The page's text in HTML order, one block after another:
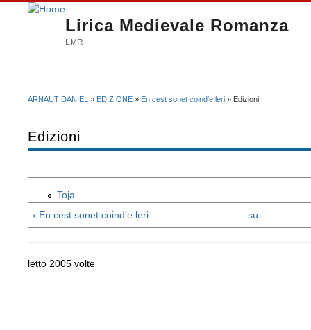
Lirica Medievale Romanza
LMR
ARNAUT DANIEL » EDIZIONE » En cest sonet coind'e leri » Edizioni
Edizioni
Toja
‹ En cest sonet coind'e leri
su
letto 2005 volte